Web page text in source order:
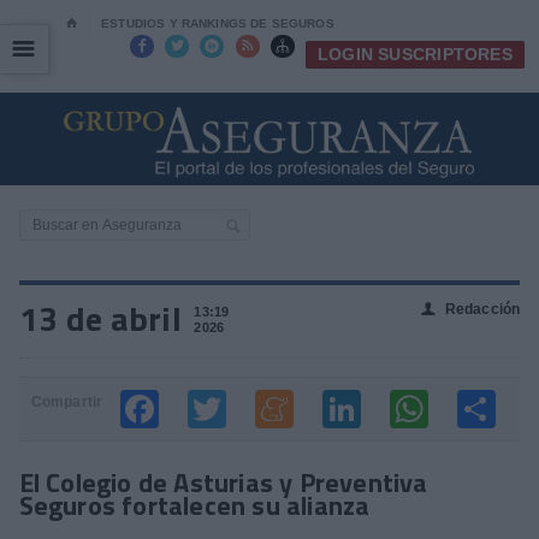
⌂ ESTUDIOS Y RANKINGS DE SEGUROS
     LOGIN SUSCRIPTORES
☰
☰
13 de abril
13:19
2026
👤 Redacción
El Colegio de Asturias y Preventiva
Seguros fortalecen su alianza